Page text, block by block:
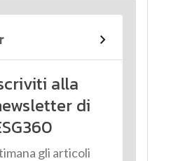
alla
di
gli articoli